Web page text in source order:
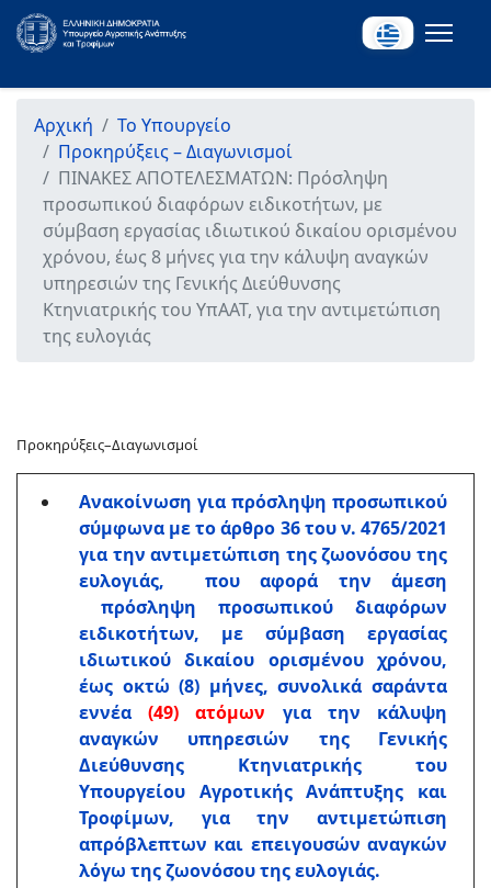
Αρχική
Το Υπουργείο
Προκηρύξεις – Διαγωνισμοί
ΠΙΝΑΚΕΣ ΑΠΟΤΕΛΕΣΜΑΤΩΝ: Πρόσληψη
προσωπικού διαφόρων ειδικοτήτων, με
σύμβαση εργασίας ιδιωτικού δικαίου ορισμένου
χρόνου, έως 8 μήνες για την κάλυψη αναγκών
υπηρεσιών της Γενικής Διεύθυνσης
Κτηνιατρικής του ΥπΑΑΤ, για την αντιμετώπιση
της ευλογιάς
Προκηρύξεις–Διαγωνισμοί
Ανακοίνωση για πρόσληψη προσωπικού
σύμφωνα με το άρθρο 36 του ν. 4765/2021
για την αντιμετώπιση της ζωονόσου της
ευλογιάς, που αφορά την άμεση
πρόσληψη προσωπικού διαφόρων
ειδικοτήτων, με σύμβαση εργασίας
ιδιωτικού δικαίου ορισμένου χρόνου,
έως οκτώ (8) μήνες, συνολικά σαράντα
εννέα(49) ατόμων για την κάλυψη
αναγκών υπηρεσιών της Γενικής
Διεύθυνσης Κτηνιατρικής του
Υπουργείου Αγροτικής Ανάπτυξης και
Τροφίμων, για την αντιμετώπιση
απρόβλεπτων και επειγουσών αναγκών
λόγω της ζωονόσου της ευλογιάς.